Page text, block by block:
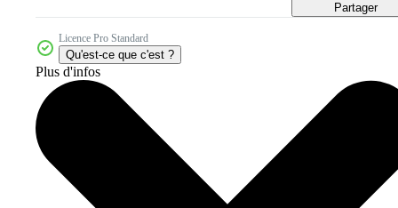
Partager
Licence Pro Standard
Qu'est-ce que c'est ?
Plus d'infos